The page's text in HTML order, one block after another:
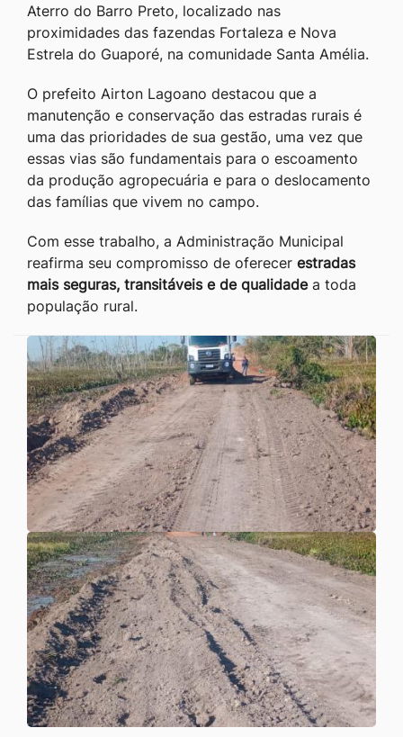
Aterro do Barro Preto, localizado nas
proximidades das fazendas Fortaleza e Nova
Estrela do Guaporé, na comunidade Santa Amélia.
O prefeito Airton Lagoano destacou que a
manutenção e conservação das estradas rurais é
uma das prioridades de sua gestão, uma vez que
essas vias são fundamentais para o escoamento
da produção agropecuária e para o deslocamento
das famílias que vivem no campo.
Com esse trabalho, a Administração Municipal
reafirma seu compromisso de oferecer estradas
mais seguras, transitáveis e de qualidadea toda
população rural.